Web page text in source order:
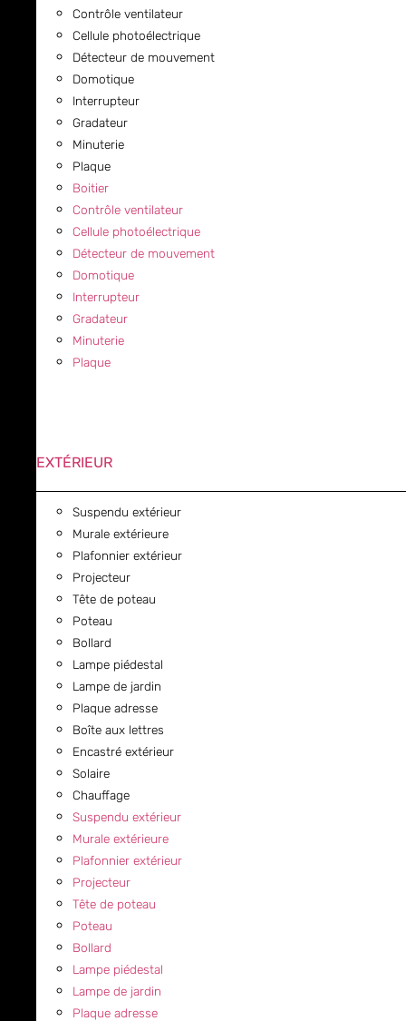
Contrôle ventilateur
Cellule photoélectrique
Détecteur de mouvement
Domotique
Interrupteur
Gradateur
Minuterie
Plaque
Boitier
Contrôle ventilateur
Cellule photoélectrique
Détecteur de mouvement
Domotique
Interrupteur
Gradateur
Minuterie
Plaque
EXTÉRIEUR
Suspendu extérieur
Murale extérieure
Plafonnier extérieur
Projecteur
Tête de poteau
Poteau
Bollard
Lampe piédestal
Lampe de jardin
Plaque adresse
Boîte aux lettres
Encastré extérieur
Solaire
Chauffage
Suspendu extérieur
Murale extérieure
Plafonnier extérieur
Projecteur
Tête de poteau
Poteau
Bollard
Lampe piédestal
Lampe de jardin
Plaque adresse